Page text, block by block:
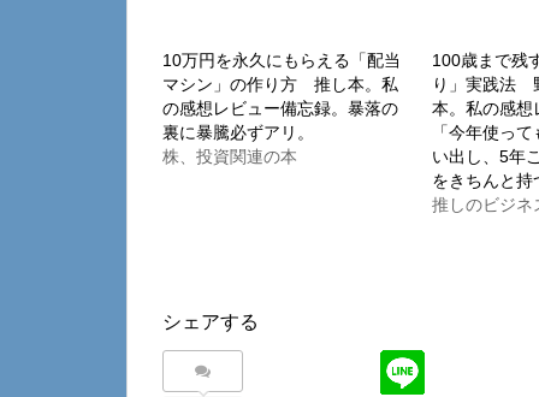
み
中…
10万円を永久にもらえる「配当
マシン」の作り方 推し本。私
の感想レビュー備忘録。暴落の
裏に暴騰必ずアリ。
株、投資関連の本
100歳まで残
り」実践法
本。私の感想
「今年使っ
い出し、5年
をきちんと持
推しのビジネ
シェアする